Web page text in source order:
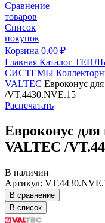
Сравнение
товаров
Список
покупок
Корзина 0.00 ₽
Главная Каталог
СИСТЕМЫ
VALTEC Евроконус
/VT.4430.NVE.15
Распечатать
Евроконус
VALTEC /
В наличии
Артикул:
В сравнение
В список